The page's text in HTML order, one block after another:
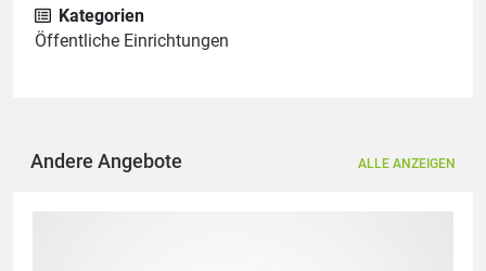
Kategorien
Öffentliche Einrichtungen
Andere Angebote ALLE ANZEIGEN